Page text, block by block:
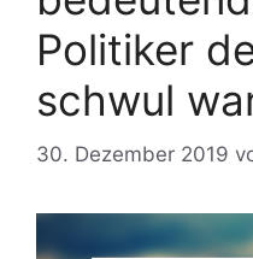
Politiker
schwul
30. Dezember 2019